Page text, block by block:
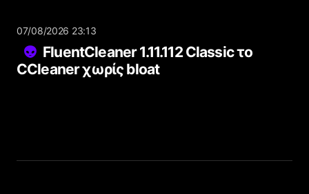
07/08/2026 23:13
FluentCleaner 1.11.112 Classic το
CCleaner χωρίς bloat